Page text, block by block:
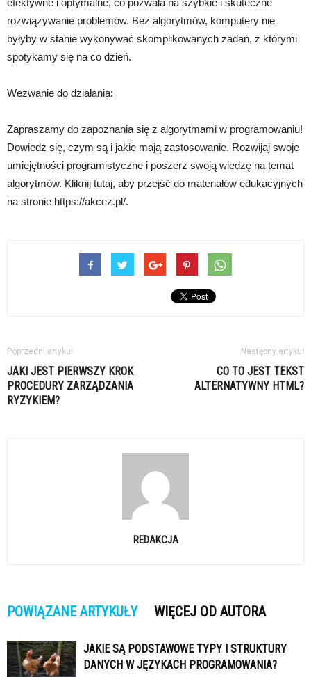
efektywne i optymalne, co pozwala na szybkie i skuteczne
rozwiązywanie problemów. Bez algorytmów, komputery nie
byłyby w stanie wykonywać skomplikowanych zadań, z którymi
spotykamy się na co dzień.
Wezwanie do działania:
Zapraszamy do zapoznania się z algorytmami w programowaniu!
Dowiedz się, czym są i jakie mają zastosowanie. Rozwijaj swoje
umiejętności programistyczne i poszerz swoją wiedzę na temat
algorytmów. Kliknij tutaj, aby przejść do materiałów edukacyjnych
na stronie https://akcez.pl/.
Poprzedni artykuł
JAKI JEST PIERWSZY KROK
PROCEDURY ZARZĄDZANIA
RYZYKIEM?
Następny artykuł
CO TO JEST TEKST
ALTERNATYWNY HTML?
REDAKCJA
POWIĄZANE ARTYKUŁY WIĘCEJ OD AUTORA
JAKIE SĄ PODSTAWOWE TYPY I STRUKTURY
DANYCH W JĘZYKACH PROGRAMOWANIA?